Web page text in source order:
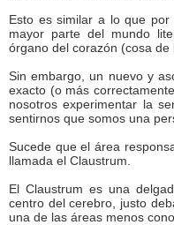
Esto es similar a lo que
mayor parte del mundo
órgano del corazón (cosa de
Sin embargo, un nuevo y
exacto (o más
nosotros experimentar la
sentirnos que somos una
Sucede que el área
llamada el Claustrum.
El Claustrum es una
centro del cerebro, justo
una de las áreas menos